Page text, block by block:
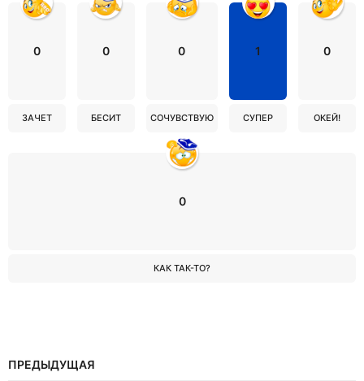
0
ЗАЧЕТ
0
БЕСИТ
0
СОЧУВСТВУЮ
1
СУПЕР
0
ОКЕЙ!
0
КАК ТАК-ТО?
ПРЕДЫДУЩАЯ